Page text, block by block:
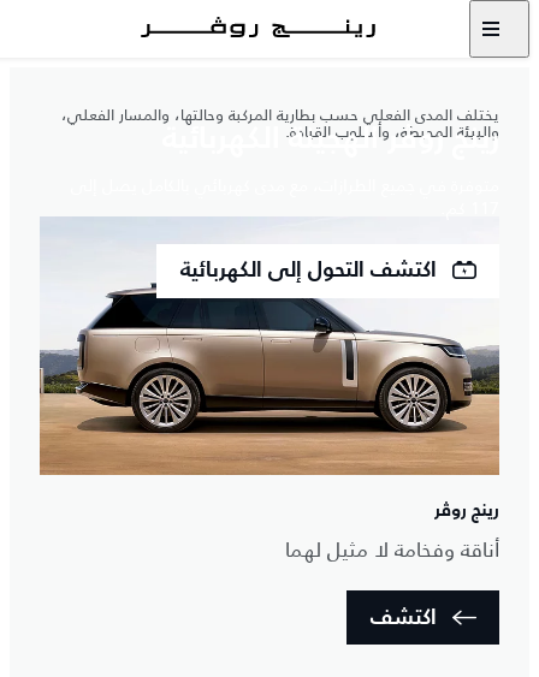
رينج روڤر الهجينة الكهربائية
اكتشف التحول إلى الكهربائية
يختلف المدى الفعلي حسب بطارية المركبة وحالتها، والمسار الفعلي،
والبيئة المحيطة، وأسلوب القيادة.
رينج روڤر
أناقة وفخامة لا مثيل لهما
اكتشف